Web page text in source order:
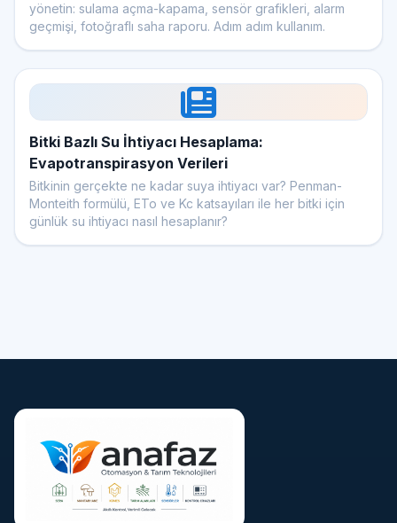
yönetin: sulama açma-kapama, sensör grafikleri, alarm
geçmişi, fotoğraflı saha raporu. Adım adım kullanım.
Bitki Bazlı Su İhtiyacı Hesaplama:
Evapotranspirasyon Verileri
Bitkinin gerçekte ne kadar suya ihtiyacı var? Penman-
Monteith formülü, ETo ve Kc katsayıları ile her bitki için
günlük su ihtiyacı nasıl hesaplanır?